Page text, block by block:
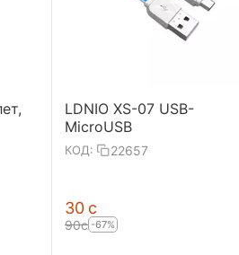
LDNIO XS-07 USB-
MicroUSB
КОД: 22657
‍30‍ с
‍90‍с -67%